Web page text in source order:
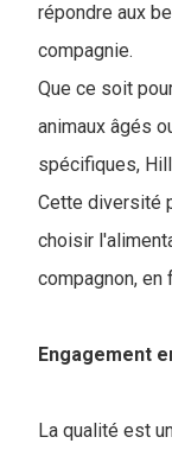
répondre aux
compagnie.
Que ce soit
animaux âgés
spécifiques,
Cette diversité
choisir
compagnon,
Engagement
La qualité est